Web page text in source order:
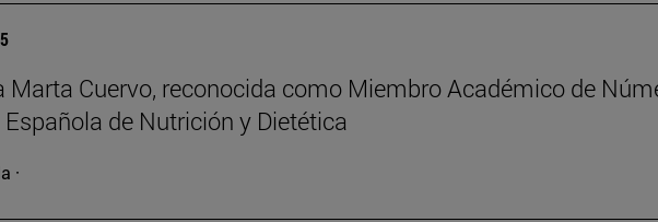
Marta Cuervo, reconocida como Miembro Académico de
de Nutrición y Dietética
·